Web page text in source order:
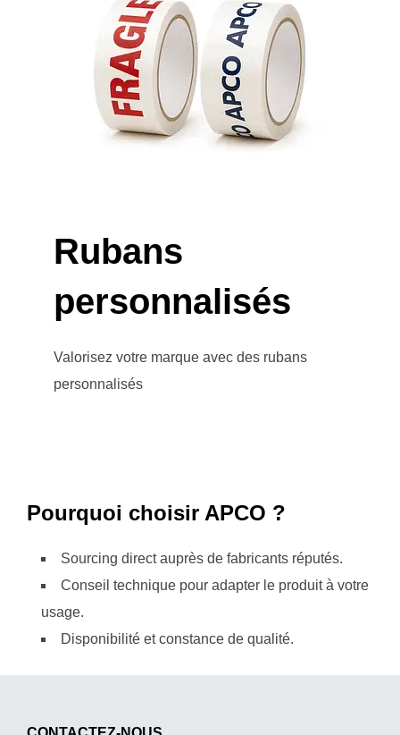
Rubans
personnalisés
Valorisez votre marque avec des rubans
personnalisés
Pourquoi choisir APCO ?
Sourcing direct auprès de fabricants réputés.
Conseil technique pour adapter le produit à votre
usage.
Disponibilité et constance de qualité.